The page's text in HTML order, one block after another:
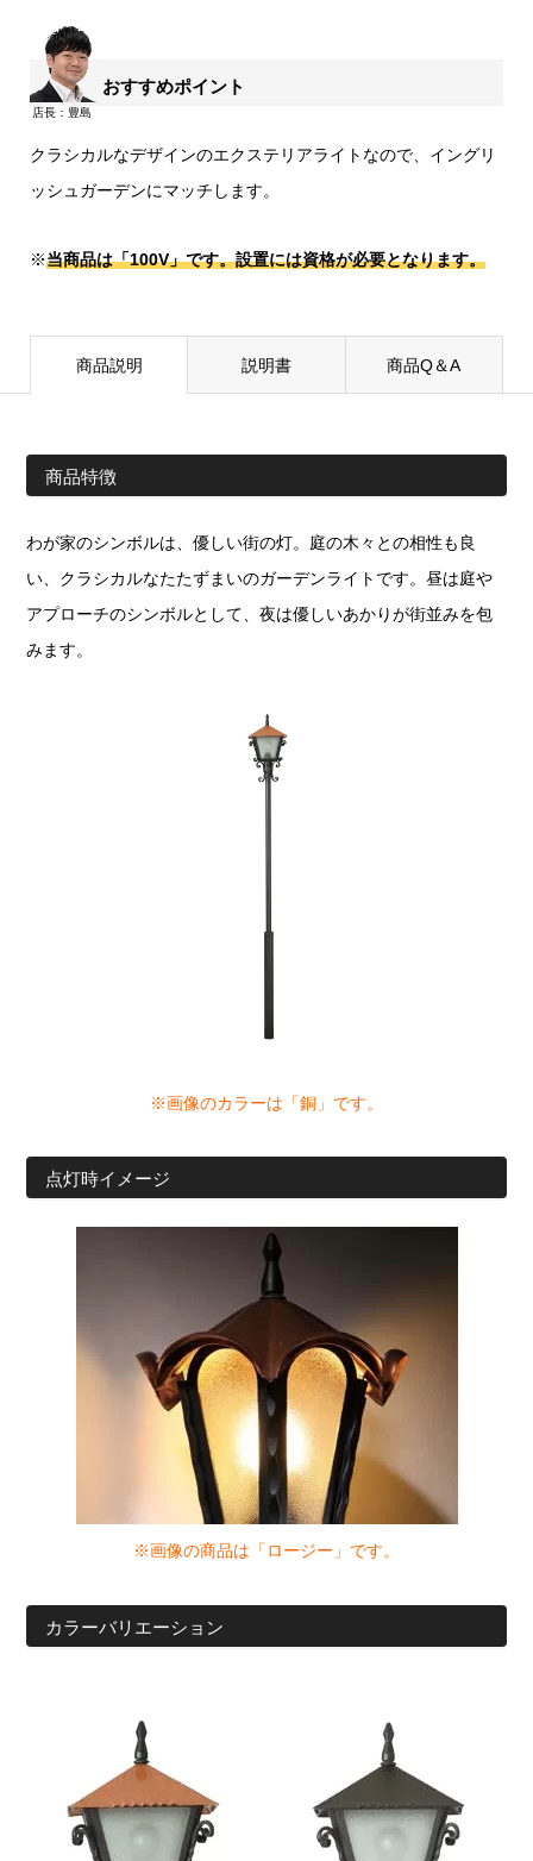
おすすめポイント
クラシカルなデザインのエクステリアライトなので、イングリ
ッシュガーデンにマッチします。
※当商品は「100V」です。設置には資格が必要となります。
商品説明 説明書 商品Q＆A
商品特徴
わが家のシンボルは、優しい街の灯。庭の木々との相性も良
い、クラシカルなたたずまいのガーデンライトです。昼は庭や
アプローチのシンボルとして、夜は優しいあかりが街並みを包
みます。
※画像のカラーは「銅」です。
点灯時イメージ
※画像の商品は「ロージー」です。
カラーバリエーション